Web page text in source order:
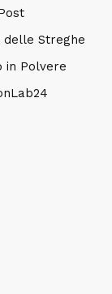
delle Streghe
in Polvere